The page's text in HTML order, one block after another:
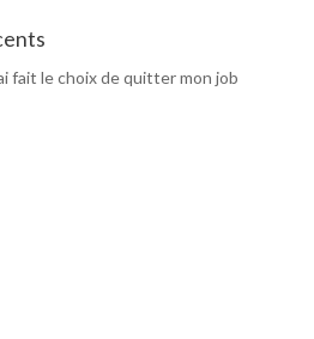
fait le choix de quitter mon job